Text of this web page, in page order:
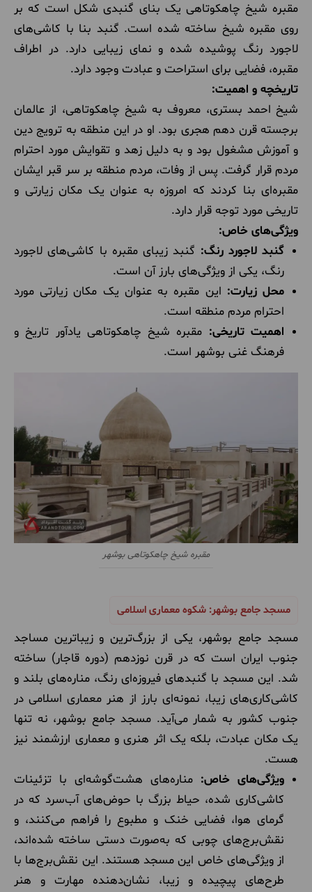
مقبره شیخ چاهکوتاهی یک بنای گنبدی شکل است که بر
روی مقبره شیخ ساخته شده است. گنبد بنا با کاشی‌های
لاجورد رنگ پوشیده شده و نمای زیبایی دارد. در اطراف
مقبره، فضایی برای استراحت و عبادت وجود دارد.
تاریخچه و اهمیت:
شیخ احمد بستری، معروف به شیخ چاهکوتاهی، از عالمان
برجسته قرن دهم هجری بود. او در این منطقه به ترویج دین
و آموزش مشغول بود و به دلیل زهد و تقوایش مورد احترام
مردم قرار گرفت. پس از وفات، مردم منطقه بر سر قبر ایشان
مقبره‌ای بنا کردند که امروزه به عنوان یک مکان زیارتی و
تاریخی مورد توجه قرار دارد.
ویژگی‌های خاص:
گنبد لاجورد رنگ: گنبد زیبای مقبره با کاشی‌های لاجورد
رنگ، یکی از ویژگی‌های بارز آن است.
محل زیارت: این مقبره به عنوان یک مکان زیارتی مورد
احترام مردم منطقه است.
اهمیت تاریخی: مقبره شیخ چاهکوتاهی یادآور تاریخ و
فرهنگ غنی بوشهر است.
مقبره شیخ چاهکوتاهی بوشهر
مسجد جامع بوشهر: شکوه معماری اسلامی
مسجد جامع بوشهر، یکی از بزرگ‌ترین و زیباترین مساجد
جنوب ایران است که در قرن نوزدهم (دوره قاجار) ساخته
شد. این مسجد با گنبدهای فیروزه‌ای رنگ، مناره‌های بلند و
کاشی‌کاری‌های زیبا، نمونه‌ای بارز از هنر معماری اسلامی در
جنوب کشور به شمار می‌آید. مسجد جامع بوشهر، نه تنها
یک مکان عبادت، بلکه یک اثر هنری و معماری ارزشمند نیز
هست.
ویژگی‌های خاص: مناره‌های هشت‌گوشه‌ای با تزئینات
کاشی‌کاری شده، حیاط بزرگ با حوض‌های آب‌سرد که در
گرمای هوا، فضایی خنک و مطبوع را فراهم می‌کنند، و
نقش‌برج‌های چوبی که به‌صورت دستی ساخته شده‌اند،
از ویژگی‌های خاص این مسجد هستند. این نقش‌برج‌ها با
طرح‌های پیچیده و زیبا، نشان‌دهنده مهارت و هنر